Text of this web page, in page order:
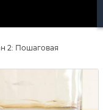
2: Пошаговая